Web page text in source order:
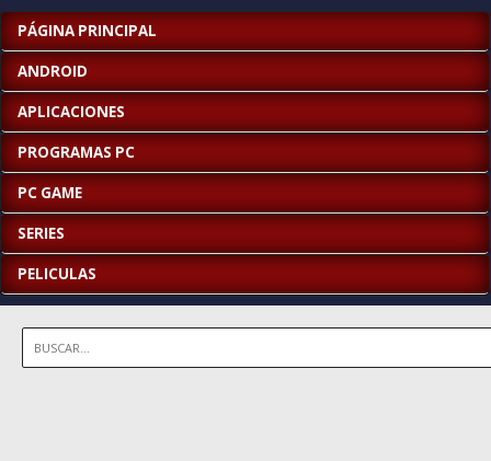
PÁGINA PRINCIPAL
ANDROID
APLICACIONES
PROGRAMAS PC
PC GAME
SERIES
PELICULAS